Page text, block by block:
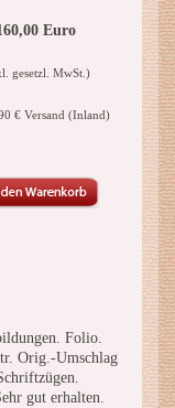
Euro
gesetzl. MwSt.)
€ Versand (Inland)
Folio.
Orig.-Umschlag
gut erhalten.